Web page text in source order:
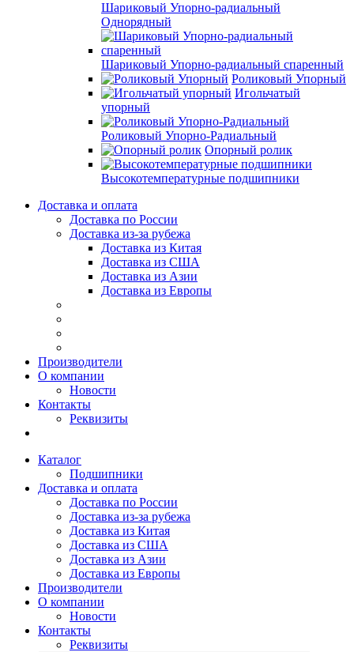
Шариковый Упорно-радиальный
Однорядный
Шариковый Упорно-радиальный спаренный
Роликовый Упорный
Игольчатый
упорный
Роликовый Упорно-Радиальный
Опорный ролик
Высокотемпературные подшипники
Доставка и оплата
Доставка по России
Доставка из-за рубежа
Доставка из Китая
Доставка из США
Доставка из Азии
Доставка из Европы
Производители
О компании
Новости
Контакты
Реквизиты
Каталог
Подшипники
Доставка и оплата
Доставка по России
Доставка из-за рубежа
Доставка из Китая
Доставка из США
Доставка из Азии
Доставка из Европы
Производители
О компании
Новости
Контакты
Реквизиты